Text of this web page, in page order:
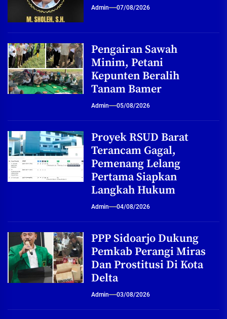
Admin 07/08/2026
Pengairan Sawah
Minim, Petani
Kepunten Beralih
Tanam Bamer
Admin 05/08/2026
Proyek RSUD Barat
Terancam Gagal,
Pemenang Lelang
Pertama Siapkan
Langkah Hukum
Admin 04/08/2026
PPP Sidoarjo Dukung
Pemkab Perangi Miras
Dan Prostitusi Di Kota
Delta
Admin 03/08/2026